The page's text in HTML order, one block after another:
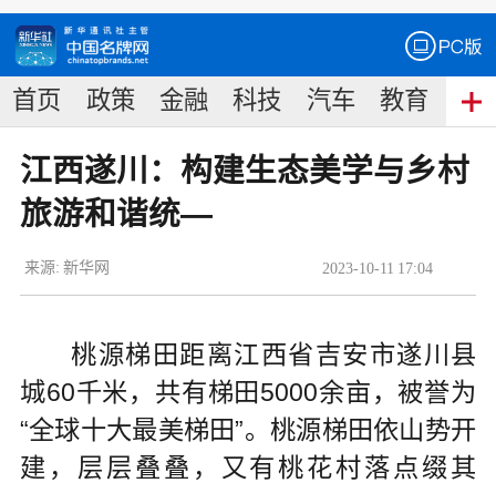
首页 政策 金融 科技 汽车 教育 食
江西遂川：构建生态美学与乡村
旅游和谐统—
2023-10-11 17:04
来源: 新华网
桃源梯田距离江西省吉安市遂川县
城60千米，共有梯田5000余亩，被誉为
“全球十大最美梯田”。桃源梯田依山势开
建，层层叠叠，又有桃花村落点缀其